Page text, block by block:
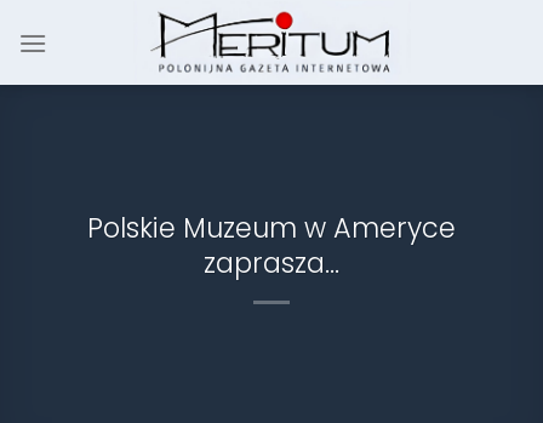
Polskie Muzeum w Ameryce
zaprasza…